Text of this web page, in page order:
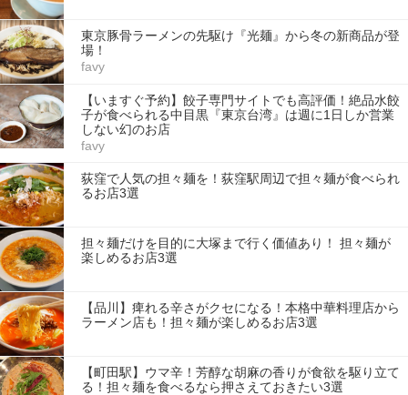
東京豚骨ラーメンの先駆け『光麺』から冬の新商品が登
場！
favy
【いますぐ予約】餃子専門サイトでも高評価！絶品水餃
子が食べられる中目黒『東京台湾』は週に1日しか営業
しない幻のお店
favy
荻窪で人気の担々麺を！荻窪駅周辺で担々麺が食べられ
るお店3選
担々麺だけを目的に大塚まで行く価値あり！ 担々麺が
楽しめるお店3選
【品川】痺れる辛さがクセになる！本格中華料理店から
ラーメン店も！担々麺が楽しめるお店3選
【町田駅】ウマ辛！芳醇な胡麻の香りが食欲を駆り立て
る！担々麺を食べるなら押さえておきたい3選